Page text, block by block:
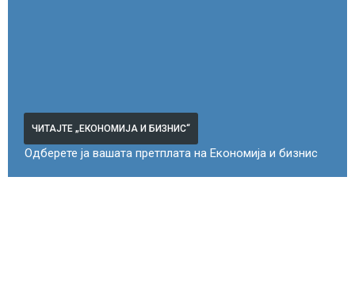
ЧИТАЈТЕ „ЕКОНОМИЈА И БИЗНИС“
Одберете ја вашата претплата на Економија и бизнис